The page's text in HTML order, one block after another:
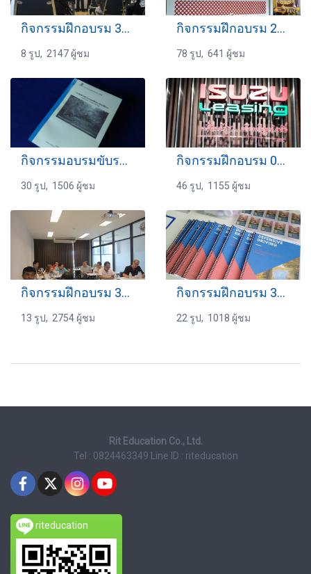
กิจกรรมฝึกอบรม 31-08-2559
8 รูป, 2147 ผู้ชม
กิจกรรมฝึกอบรม 22-6-2567
78 รูป, 641 ผู้ชม
กิจกรรมอบรมขับรถ 19-11-2560
30 รูป, 1506 ผู้ชม
กิจกรรมฝึกอบรม 01-2562
46 รูป, 1155 ผู้ชม
กิจกรรมฝึกอบรม 30-09-2559
13 รูป, 2754 ผู้ชม
กิจกรรมฝึกอบรม 30-01-2565
22 รูป, 1018 ผู้ชม
Rit Education Co., Ltd.
Tel : 0824463349
Line ID : riteducation
riteducation